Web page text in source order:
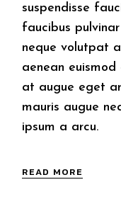
suspendisse
faucibus
neque volutpat
aenean
at augue eget
mauris augue
ipsum a arcu.
READ MORE